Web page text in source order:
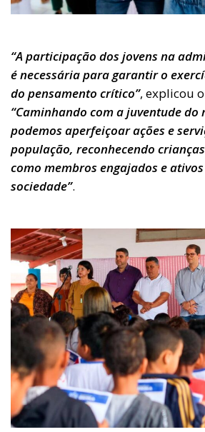
“A participação dos jovens na
é necessária para garantir o
do pensamento crítico”, explicou
“Caminhando com a juventude do
podemos aperfeiçoar ações e
população, reconhecendo
como membros engajados e
sociedade”.